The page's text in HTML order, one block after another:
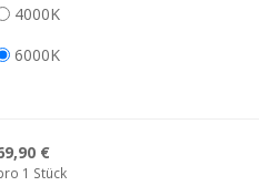
4000K
6000K
€
1 Stück